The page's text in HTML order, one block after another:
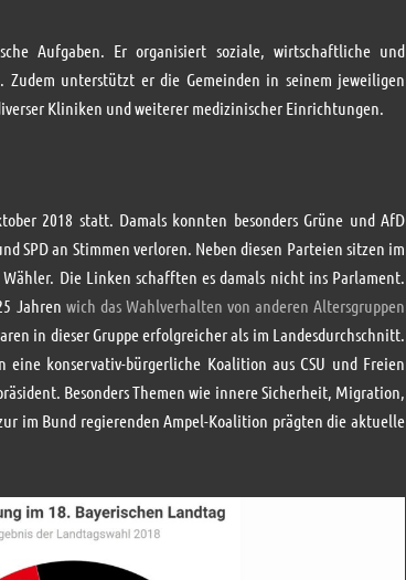
Aufgaben. Er organisiert soziale, wirtschaftliche und
unterstützt er die Gemeinden in seinem jeweiligen
Kliniken und weiterer medizinischer Einrichtungen.
2018 statt. Damals konnten besonders Grüne und AfD
SPD an Stimmen verloren. Neben diesen Parteien sitzen im
Die Linken schafften es damals nicht ins Parlament.
Jahren wich das Wahlverhalten von anderen Altersgruppen
in dieser Gruppe erfolgreicher als im Landesdurchschnitt.
konservativ-bürgerliche Koalition aus CSU und Freien
Besonders Themen wie innere Sicherheit, Migration,
im Bund regierenden Ampel-Koalition prägten die aktuelle